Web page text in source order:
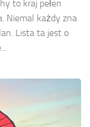
to kraj pełen
Niemal każdy zna
Lista ta jest o